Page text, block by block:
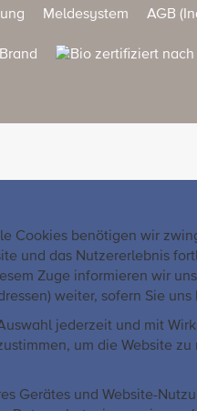
Meldesystem AGB
Cookies benötigen wir
und das Nutzererlebnis
Zuge informieren wir
weiter, sofern Sie
jederzeit und mit
um die Website
Gerätes und Website-